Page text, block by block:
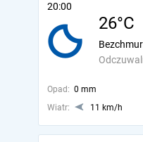
20:00
26°C
Opad: 0 mm
Wiatr:
11 km/h